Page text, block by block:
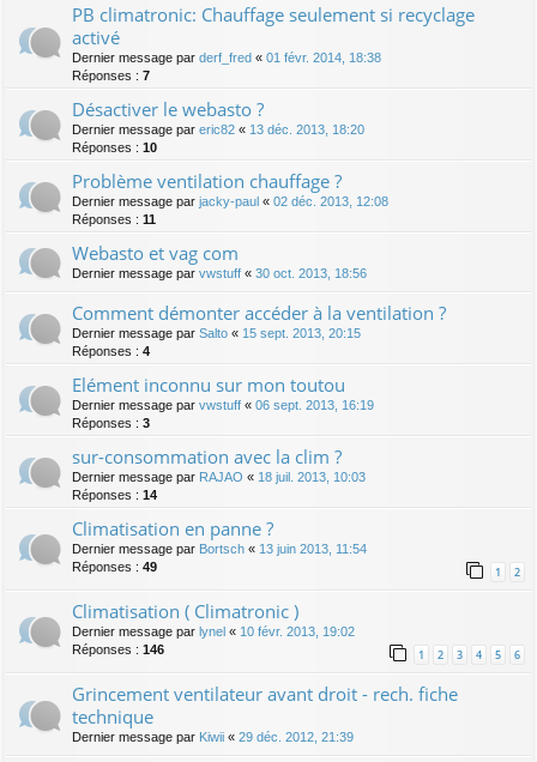
PB climatronic: Chauffage seulement si recyclage
activé
Dernier message par derf_fred « 01 févr. 2014, 18:38
Réponses : 7
Désactiver le webasto ?
Dernier message par eric82 « 13 déc. 2013, 18:20
Réponses : 10
Problème ventilation chauffage ?
Dernier message par jacky-paul « 02 déc. 2013, 12:08
Réponses : 11
Webasto et vag com
Dernier message par vwstuff « 30 oct. 2013, 18:56
Comment démonter accéder à la ventilation ?
Dernier message par Salto « 15 sept. 2013, 20:15
Réponses : 4
Elément inconnu sur mon toutou
Dernier message par vwstuff « 06 sept. 2013, 16:19
Réponses : 3
sur-consommation avec la clim ?
Dernier message par RAJAO « 18 juil. 2013, 10:03
Réponses : 14
Climatisation en panne ?
Dernier message par Bortsch « 13 juin 2013, 11:54
Réponses : 49 1 2
Climatisation ( Climatronic )
Dernier message par lynel « 10 févr. 2013, 19:02
Réponses : 146 1 2 3 4 5 6
Grincement ventilateur avant droit - rech. fiche
technique
Dernier message par Kiwii « 29 déc. 2012, 21:39